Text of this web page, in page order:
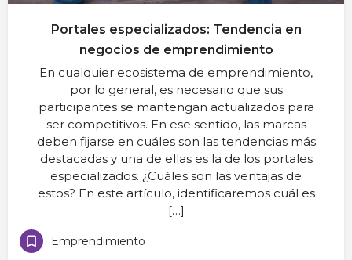
Portales especializados: Tendencia en
negocios de emprendimiento
En cualquier ecosistema de emprendimiento,
por lo general, es necesario que sus
participantes se mantengan actualizados para
ser competitivos. En ese sentido, las marcas
deben fijarse en cuáles son las tendencias más
destacadas y una de ellas es la de los portales
especializados. ¿Cuáles son las ventajas de
estos? En este artículo, identificaremos cuál es
[…]
Emprendimiento